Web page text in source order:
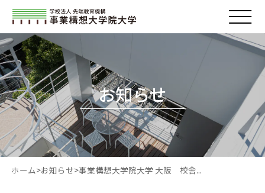
お知らせ
ホーム お知らせ 事業構想大学院大学 大阪 校舎...